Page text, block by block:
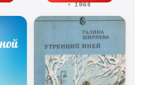
1968